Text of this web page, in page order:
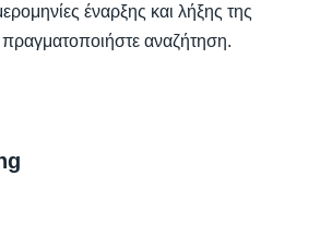
έναρξης και λήξης της
πραγματοποιήστε αναζήτηση.